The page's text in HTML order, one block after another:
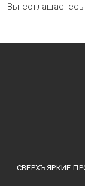
Вы
СВЕРХЪЯРКИЕ